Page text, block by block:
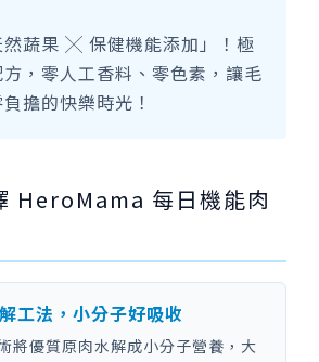
蔬果 ╳ 保健機能添加」！極
，零人工香料、零色素，讓毛
擔的快樂時光！
HeroMama 每日機能肉
工法，小分子好吸收
將優質原肉水解成小分子營養，大